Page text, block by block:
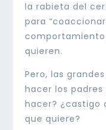
la rabieta del
para
quieren.
Pero, las
hacer los
hacer? ¿castigo
que quiere?